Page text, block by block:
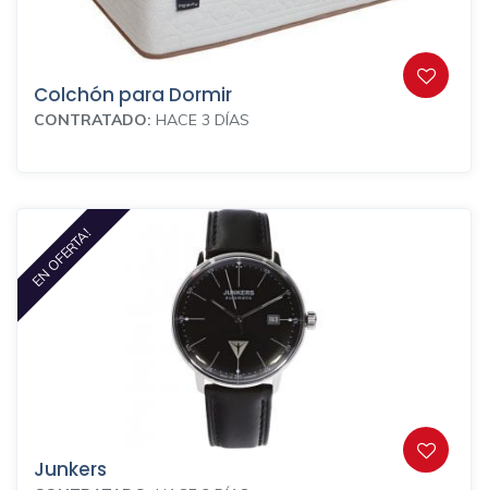
Colchón para Dormir
CONTRATADO: HACE 3 DÍAS
EN OFERTA!
Junkers